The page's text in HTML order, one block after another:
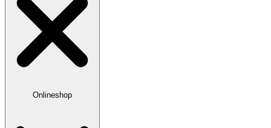
Onlineshop